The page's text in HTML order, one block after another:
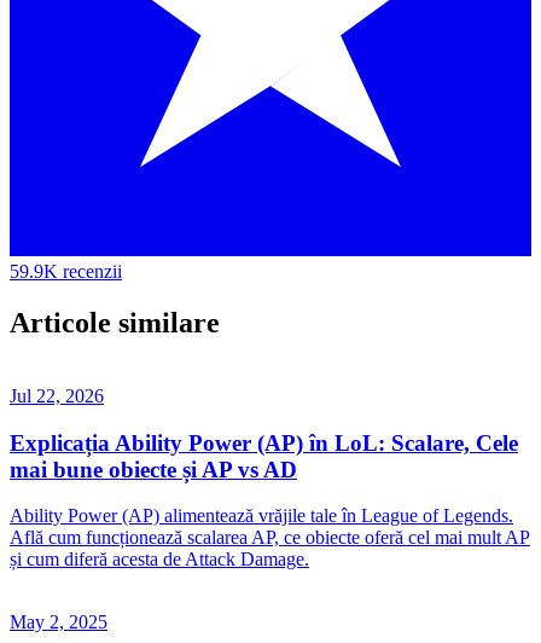
59.9K recenzii
Articole similare
Jul 22, 2026
Explicația Ability Power (AP) în LoL: Scalare, Cele
mai bune obiecte și AP vs AD
Ability Power (AP) alimentează vrăjile tale în League of Legends.
Află cum funcționează scalarea AP, ce obiecte oferă cel mai mult AP
și cum diferă acesta de Attack Damage.
May 2, 2025